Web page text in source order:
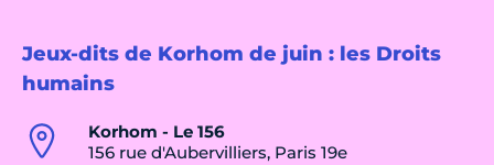
Jeux-dits de Korhom de juin : les Droits
humains
Korhom - Le 156
156 rue d'Aubervilliers, Paris 19e